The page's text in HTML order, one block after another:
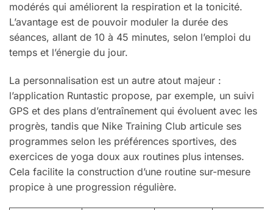
modérés qui améliorent la respiration et la tonicité.
L’avantage est de pouvoir moduler la durée des
séances, allant de 10 à 45 minutes, selon l’emploi du
temps et l’énergie du jour.
La personnalisation est un autre atout majeur :
l’application Runtastic propose, par exemple, un suivi
GPS et des plans d’entraînement qui évoluent avec les
progrès, tandis que Nike Training Club articule ses
programmes selon les préférences sportives, des
exercices de yoga doux aux routines plus intenses.
Cela facilite la construction d’une routine sur-mesure
propice à une progression régulière.